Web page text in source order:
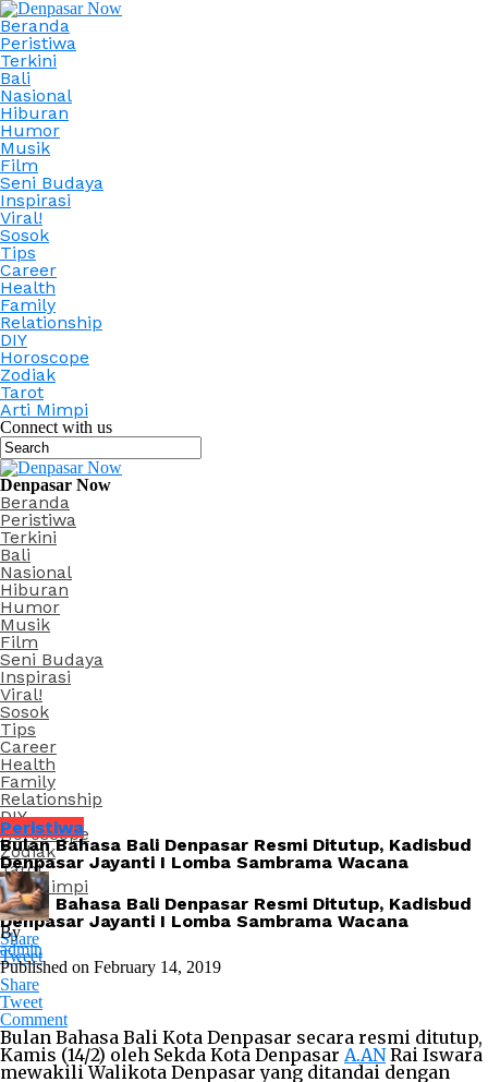
Beranda
Peristiwa
Terkini
Bali
Nasional
Hiburan
Humor
Musik
Film
Seni Budaya
Inspirasi
Viral!
Sosok
Tips
Career
Health
Family
Relationship
DIY
Horoscope
Zodiak
Tarot
Arti Mimpi
Connect with us
Denpasar Now
Beranda
Peristiwa
Terkini
Bali
Nasional
Hiburan
Humor
Musik
Film
Seni Budaya
Inspirasi
Viral!
Sosok
Tips
Career
Health
Family
Relationship
DIY
Horoscope
Zodiak
Tarot
Arti Mimpi
Bulan Bahasa Bali Denpasar Resmi Ditutup, Kadisbud
Denpasar Jayanti I Lomba Sambrama Wacana
Share
Tweet
Peristiwa
Bulan Bahasa Bali Denpasar Resmi Ditutup, Kadisbud
Denpasar Jayanti I Lomba Sambrama Wacana
By
admin
Published on February 14, 2019
Share
Tweet
Comment
Bulan Bahasa Bali Kota Denpasar secara resmi ditutup,
Kamis (14/2) oleh Sekda Kota Denpasar A.ANRai Iswara
mewakili Walikota Denpasar yang ditandai dengan